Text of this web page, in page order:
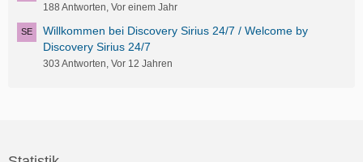
188 Antworten, Vor einem Jahr
Willkommen bei Discovery Sirius 24/7 / Welcome by
Discovery Sirius 24/7
303 Antworten, Vor 12 Jahren